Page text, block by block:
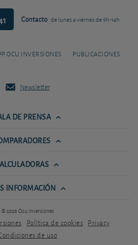
Contacto de lunes a viernes de 9h-14h
OCU INVERSIONES PUBLICACIONES
Newsletter
DE PRENSA
INFORMACIÓN
© 2026 Ocu Inversiones
Política de cookies Privacy
de uso